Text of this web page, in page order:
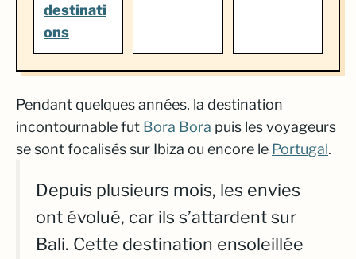
destinati
ons
Pendant quelques années, la destination
incontournable fut Bora Bora puis les voyageurs
se sont focalisés sur Ibiza ou encore le Portugal.
Depuis plusieurs mois, les envies
ont évolué, car ils s’attardent sur
Bali. Cette destination ensoleillée